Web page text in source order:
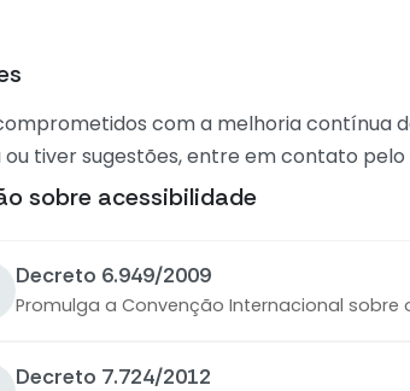
com a melhoria contínua
tiver sugestões, entre em contato
sobre acessibilidade
Decreto 6.949/2009
Promulga a Convenção Internacional sobre
Decreto 7.724/2012